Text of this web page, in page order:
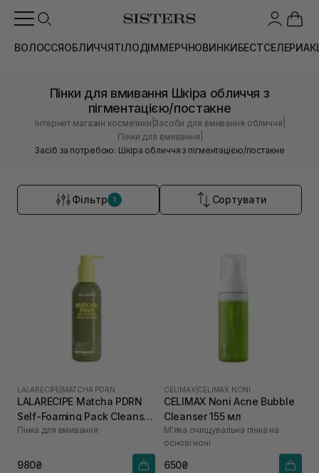
ВОЛОССЯОБЛИЧЧЯТІЛОДІММЕРЧНОВИНКИБЕСТСЕЛЕРИ
Пінки для вмивання Шкіра обличчя з
пігментацією/постакне
Інтернет магазин косметики Засоби для вмивання обличчя
Пінки для вмивання
Засіб за потребою: Шкіра обличчя з пігментацією/постакне
Фільтр 1 Сортувати
LALARECIPE MATCHA PDRN
LALARECIPE Matcha PDRN
Self-Foaming Pack Cleanser
200 мл
Пінка для вмивання
980₴
CELIMAX CELIMAX NONI
CELIMAX Noni Acne Bubble
Cleanser 155 мл
М'яка очищувальна пінка на
основі ноні
650₴